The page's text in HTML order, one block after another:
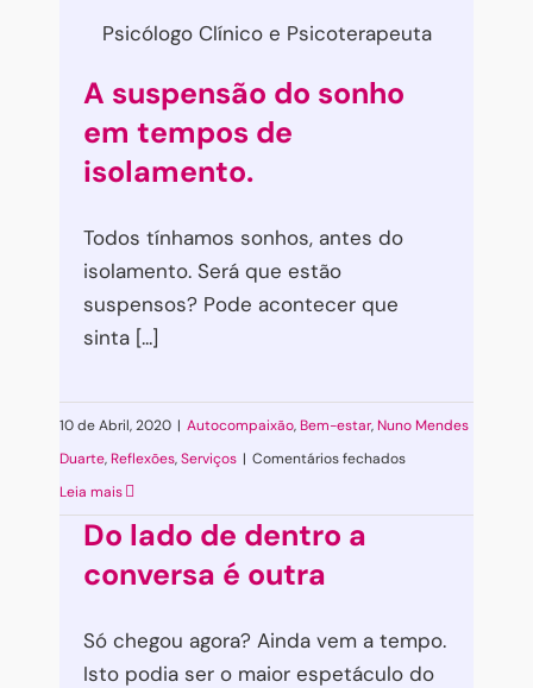
Psicólogo Clínico e Psicoterapeuta
A suspensão do sonho
em tempos de
isolamento.
Todos tínhamos sonhos, antes do
isolamento. Será que estão
suspensos? Pode acontecer que
sinta [...]
10 de Abril, 2020 | Autocompaixão, Bem-estar, Nuno Mendes
Duarte, Reflexões,Serviços | Comentários fechadosem
tempos
Leia mais
Do lado de dentro a
conversa é outra
Só chegou agora? Ainda vem a tempo.
Isto podia ser o maior espetáculo do